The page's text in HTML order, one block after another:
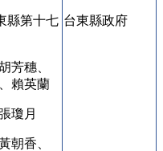
縣第十七
芳穗、
賴英蘭
瓊月
朝香、
台東縣政府